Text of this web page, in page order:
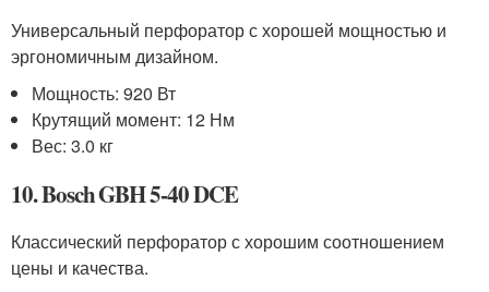
Универсальный перфоратор с хорошей мощностью и
эргономичным дизайном.
Мощность: 920 Вт
Крутящий момент: 12 Нм
Вес: 3.0 кг
10. Bosch GBH 5-40 DCE
Классический перфоратор с хорошим соотношением
цены и качества.